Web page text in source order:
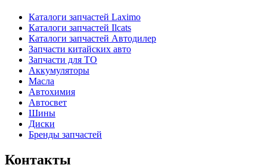
Каталоги запчастей Laximo
Каталоги запчастей Ilcats
Каталоги запчастей Автодилер
Запчасти китайских авто
Запчасти для ТО
Аккумуляторы
Масла
Автохимия
Автосвет
Шины
Диски
Бренды запчастей
Контакты